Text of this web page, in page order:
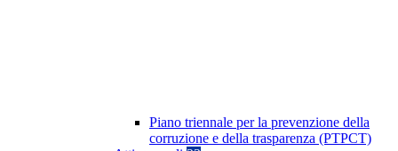
Piano triennale per la prevenzione della
corruzione e della trasparenza (PTPCT)